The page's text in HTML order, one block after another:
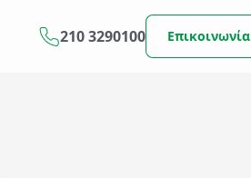
210 3290100 Επικοινωνία